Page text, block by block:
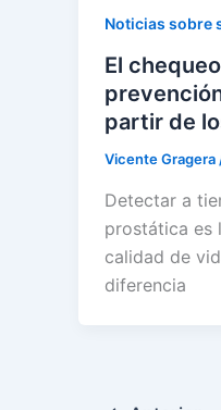
Noticias sobre
El
partir de
Vicente Gragera
Detectar a
prostática es
calidad de
diferencia